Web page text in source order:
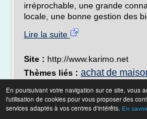
En poursuivant votre navigation sur ce site, vous
l'utilisation de cookies pour vous proposer des
services adaptés à vos centres d'intérêts. En
irréprochable, une grande
locale, une bonne gestion des
Lire la suite
Site : http://www.karimo.net
Thèmes liés : achat de
maison en location /location
condition /location vente d